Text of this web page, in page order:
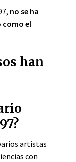
no se ha
como el
han
artistas
con